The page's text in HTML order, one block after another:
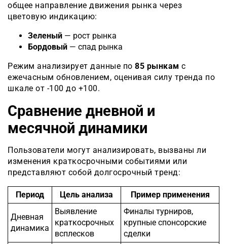
общее направление движения рынка через
цветовую индикацию:
Зеленый — рост рынка
Бордовый — спад рынка
Режим анализирует данные по 85 рынкам с
ежечасным обновлением, оценивая силу тренда по
шкале от -100 до +100.
Сравнение дневной и
месячной динамики
Пользователи могут анализировать, вызваны ли
изменения краткосрочными событиями или
представляют собой долгосрочный тренд:
Период Цель анализа Пример применения
Дневная
динамика
Выявление
краткосрочных
всплесков
Финалы турниров,
крупные спонсорские
сделки